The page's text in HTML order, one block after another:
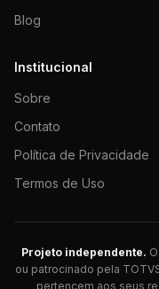
Blog
Institucional
Sobre
Contato
Política de Privacidade
Termos de Uso
Projeto independente.
ou patrocinado pela
pertencem aos seus